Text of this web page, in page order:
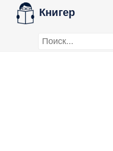
Книгер